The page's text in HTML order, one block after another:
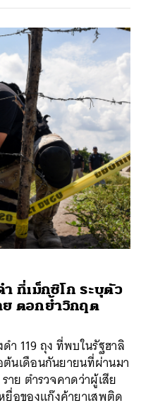
ที่เม็กซิโก ระบุตัว
ย ตอกย้ำวิกฤต
119 ถุง ที่พบในรัฐฮาลิ
ต้นเดือนกันยายนที่ผ่านมา
ย ตำรวจคาดว่าผู้เสีย
ยื่อของแก๊งค้ายาเสพติด
EMAIL